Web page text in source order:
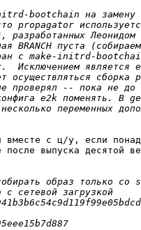
вместе с ц/у, если
выпуска десятой